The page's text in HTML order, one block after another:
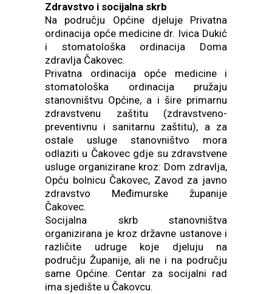
Zdravstvo i socijalna skrb
Na području Općine djeluje Privatna
ordinacija opće medicine dr. Ivica Dukić
i stomatološka ordinacija Doma
zdravlja Čakovec.
Privatna ordinacija opće medicine i
stomatološka ordinacija pružaju
stanovništvu Općine, a i šire primarnu
zdravstvenu zaštitu (zdravstveno-
preventivnu i sanitarnu zaštitu), a za
ostale usluge stanovništvo mora
odlaziti u Čakovec gdje su zdravstvene
usluge organizirane kroz: Dom zdravlja,
Opću bolnicu Čakovec, Zavod za javno
zdravstvo Međimurske županije
Čakovec.
Socijalna skrb stanovništva
organizirana je kroz državne ustanove i
različite udruge koje djeluju na
području Županije, ali ne i na području
same Općine. Centar za socijalni rad
ima sjedište u Čakovcu.